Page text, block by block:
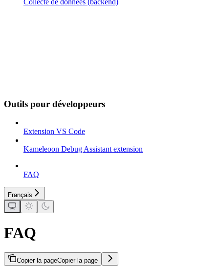
Collecte de données (backend)
Outils pour développeurs
Extension VS Code
Kameleoon Debug Assistant extension
FAQ
Français
FAQ
Copier la pageCopier la page